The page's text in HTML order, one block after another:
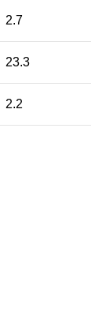
2.7
23.3
2.2